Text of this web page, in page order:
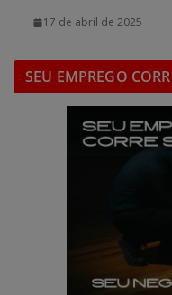
17 de abril de 2025
SEU EMPREGO